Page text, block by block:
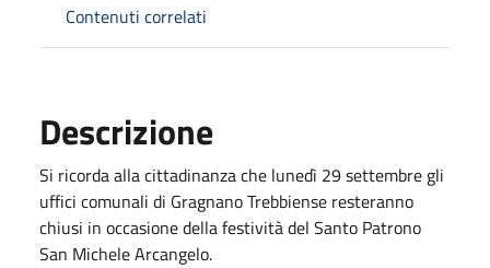
Contenuti correlati
Descrizione
Si ricorda alla cittadinanza che lunedì 29 settembre gli
uffici comunali di Gragnano Trebbiense resteranno
chiusi in occasione della festività del Santo Patrono
San Michele Arcangelo.